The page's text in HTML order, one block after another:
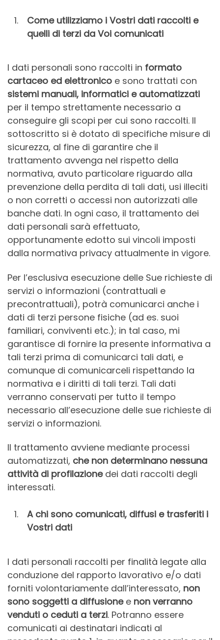
Come utilizziamo i Vostri dati raccolti e
quelli di terzi da Voi comunicati
I dati personali sono raccolti in formato
cartaceo ed elettronico e sono trattati con
sistemi manuali, informatici e automatizzati
per il tempo strettamente necessario a
conseguire gli scopi per cui sono raccolti. Il
sottoscritto si è dotato di specifiche misure di
sicurezza, al fine di garantire che il
trattamento avvenga nel rispetto della
normativa, avuto particolare riguardo alla
prevenzione della perdita di tali dati, usi illeciti
o non corretti o accessi non autorizzati alle
banche dati. In ogni caso, il trattamento dei
dati personali sarà effettuato,
opportunamente edotto sui vincoli imposti
dalla normativa privacy attualmente in vigore.
Per l’esclusiva esecuzione delle Sue richieste di
servizi o informazioni (contrattuali e
precontrattuali), potrà comunicarci anche i
dati di terzi persone fisiche (ad es. suoi
familiari, conviventi etc.); in tal caso, mi
garantisce di fornire la presente informativa a
tali terzi prima di comunicarci tali dati, e
comunque di comunicarceli rispettando la
normativa e i diritti di tali terzi. Tali dati
verranno conservati per tutto il tempo
necessario all’esecuzione delle sue richieste di
servizi o informazioni.
Il trattamento avviene mediante processi
automatizzati, che non determinano nessuna
attività di profilazione dei dati raccolti degli
interessati.
A chi sono comunicati, diffusi e trasferiti i
Vostri dati
I dati personali raccolti per finalità legate alla
conduzione del rapporto lavorativo e/o dati
forniti volontariamente dall’interessato, non
sono soggetti a diffusionee non verranno
venduti o ceduti a terzi. Potranno essere
comunicati ai destinatari indicati al